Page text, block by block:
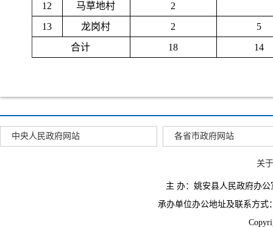
12
马草地村
2
13
龙岗村 2
5
合计
18 14
中央人民政府网站 各省市政府网站
关
主 办：姚安县人民政府办
承办单位办公地址及联系方式